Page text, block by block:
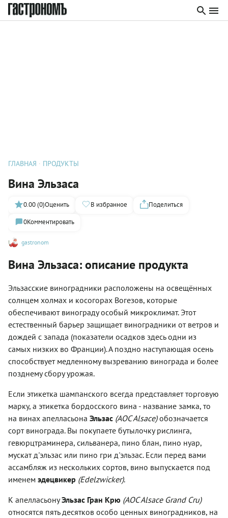
ГЛАВНАЯ ПРОДУКТЫ
Вина Эльзаса
gastronom
0.00 (0)Оценить В избранное
Поделиться
0Комментировать
Вина Эльзаса: описание продукта
Эльзасские виноградники расположены на освещённых
солнцем холмах и косогорах Вогезов, которые
обеспечивают винограду особый микроклимат. Этот
естественный барьер защищает виноградники от ветров и
дождей с запада (показатели осадков здесь одни из
самых низких во Франции). А поздно наступающая осень
способствует медленному вызреванию винограда и более
позднему сбору урожая.
Если этикетка шампанского всегда представляет торговую
марку, а этикетка бордосского вина - название замка, то
на винах апелласьона Эльзас (AOC Alsace)обозначается
сорт винограда. Вы покупаете бутылочку рислинга,
гевюрцтраминера, сильванера, пино блан, пино нуар,
мускат д'эльзас или пино гри д'эльзас. Если перед вами
ассамбляж из нескольких сортов, вино выпускается под
именем эдецвикер (Edelzwicker).
К апелласьонуЭльзас Гран Крю (AOC Alsace Grand Cru)
относятся пять десятков особо ценных виноградников, на